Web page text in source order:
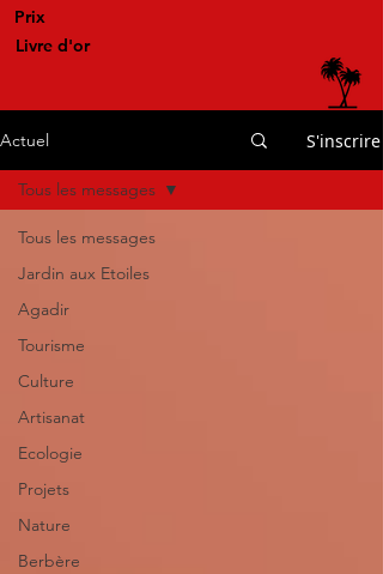
Prix
Livre d'or
Actuel S'inscrire
Tous les messages
Jardin aux Etoiles
Agadir
Tourisme
Culture
Artisanat
Ecologie
Projets
Nature
Berbère
Tous les messages